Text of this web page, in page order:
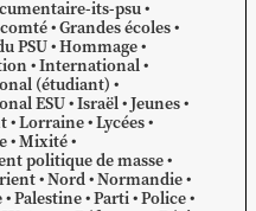
its-psu
Grandes écoles
PSU Hommage
International
(étudiant)
ESU Israël Jeunes
Lorraine Lycées
Mixité
politique de masse
Nord Normandie
Palestine Parti Police